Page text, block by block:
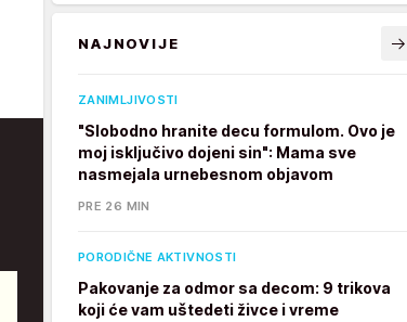
NAJNOVIJE
ZANIMLJIVOSTI
"Slobodno hranite decu formulom. Ovo je
moj isključivo dojeni sin": Mama sve
nasmejala urnebesnom objavom
PRE 26 MIN
PORODIČNE AKTIVNOSTI
Pakovanje za odmor sa decom: 9 trikova
koji će vam uštedeti živce i vreme